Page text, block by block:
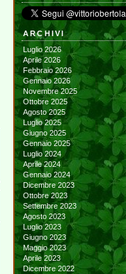
ARCHIVI
Luglio 2026
Aprile 2026
Febbraio 2026
Gennaio 2026
Novembre 2025
Ottobre 2025
Agosto 2025
Luglio 2025
Giugno 2025
Gennaio 2025
Luglio 2024
Aprile 2024
Gennaio 2024
Dicembre 2023
Ottobre 2023
Settembre 2023
Agosto 2023
Luglio 2023
Giugno 2023
Maggio 2023
Aprile 2023
Dicembre 2022